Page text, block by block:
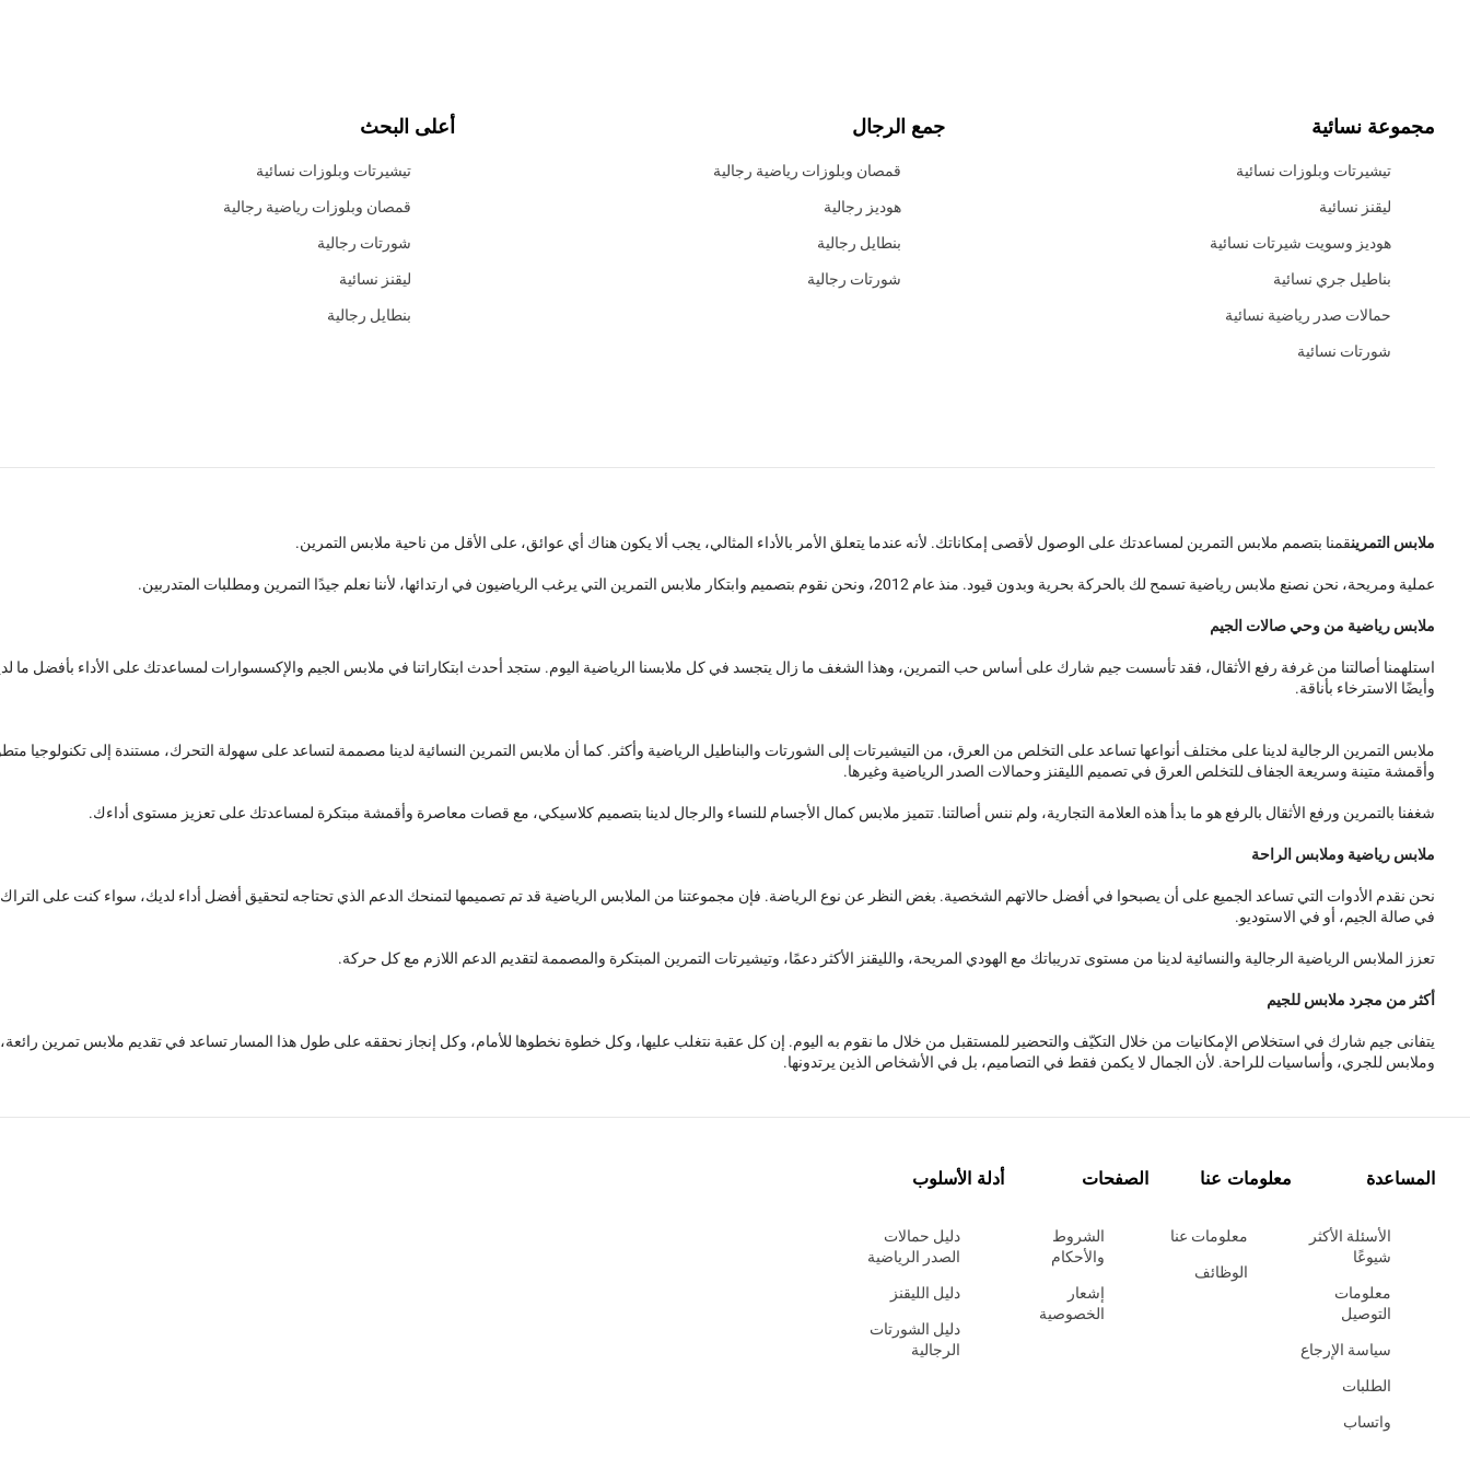
مجموعة نسائية
تيشيرتات وبلوزات نسائية
ليقنز نسائية
هوديز وسويت شيرتات نسائية
بناطيل جري نسائية
حمالات صدر رياضية نسائية
شورتات نسائية
جمع الرجال
قمصان وبلوزات رياضية رجالية
هوديز رجالية
بنطايل رجالية
شورتات رجالية
أعلى البحث
تيشيرتات وبلوزات نسائية
قمصان وبلوزات رياضية رجالية
شورتات رجالية
ليقنز نسائية
بنطايل رجالية
ملابس التمرينقمنا بتصمم ملابس التمرين لمساعدتك على الوصول لأقصى إمكاناتك. لأنه عندما يتعلق الأمر بالأداء المثالي، يجب ألا يكون هناك أي عوائق، على الأقل من ناحية ملابس التمرين.
عملية ومريحة، نحن نصنع ملابس رياضية تسمح لك بالحركة بحرية وبدون قيود. منذ عام 2012، ونحن نقوم بتصميم وابتكار ملابس التمرين التي يرغب الرياضيون في ارتدائها، لأننا نعلم جيدًا التمرين ومطلبات المتدربين.
ملابس رياضية من وحي صالات الجيم
استلهمنا أصالتنا من غرفة رفع الأثقال، فقد تأسست جيم شارك على أساس حب التمرين، وهذا الشغف ما زال يتجسد في كل ملابسنا الرياضية اليوم. ستجد أحدث ابتكاراتنا في ملابس الجيم والإكسسوارات لمساعدتك على الأداء بأفضل ما
وأيضًا الاسترخاء بأناقة.
ملابس التمرين الرجالية لدينا على مختلف أنواعها تساعد على التخلص من العرق، من التيشيرتات إلى الشورتات والبناطيل الرياضية وأكثر. كما أن ملابس التمرين النسائية لدينا مصممة لتساعد على سهولة التحرك، مستندة إلى تكنولوجيا
وأقمشة متينة وسريعة الجفاف للتخلص العرق في تصميم الليقنز وحمالات الصدر الرياضية وغيرها.
شغفنا بالتمرين ورفع الأثقال بالرفع هو ما بدأ هذه العلامة التجارية، ولم ننس أصالتنا. تتميز ملابس كمال الأجسام للنساء والرجال لدينا بتصميم كلاسيكي، مع قصات معاصرة وأقمشة مبتكرة لمساعدتك على تعزيز مستوى أداءك.
ملابس رياضية وملابس الراحة
نحن نقدم الأدوات التي تساعد الجميع على أن يصبحوا في أفضل حالاتهم الشخصية. بغض النظر عن نوع الرياضة. فإن مجموعتنا من الملابس الرياضية قد تم تصميمها لتمنحك الدعم الذي تحتاجه لتحقيق أفضل أداء لديك، سواء كنت على
في صالة الجيم، أو في الاستوديو.
تعزز الملابس الرياضية الرجالية والنسائية لدينا من مستوى تدريباتك مع الهودي المريحة، والليقنز الأكثر دعمًا، وتيشيرتات التمرين المبتكرة والمصممة لتقديم الدعم اللازم مع كل حركة.
أكثر من مجرد ملابس للجيم
يتفانى جيم شارك في استخلاص الإمكانيات من خلال التكيّف والتحضير للمستقبل من خلال ما نقوم به اليوم. إن كل عقبة نتغلب عليها، وكل خطوة نخطوها للأمام، وكل إنجاز نحققه على طول هذا المسار تساعد في تقديم ملابس تمرين رائعة،
وملابس للجري، وأساسيات للراحة. لأن الجمال لا يكمن فقط في التصاميم، بل في الأشخاص الذين يرتدونها.
المساعدة
الأسئلة الأكثر
شيوعًا
معلومات
التوصيل
سياسة الإرجاع
الطلبات
واتساب
معلومات عنا
معلومات عنا
الوظائف
الصفحات
الشروط
والأحكام
إشعار
الخصوصية
أدلة الأسلوب
دليل حمالات
الصدر الرياضية
دليل الليقنز
دليل الشورتات
الرجالية